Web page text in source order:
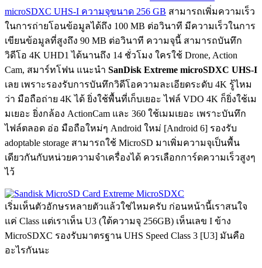
microSDXC UHS-I ความจุขนาด 256 GB สามารถเพิ่มความเร็ว
ในการถ่ายโอนข้อมูลได้ถึง 100 MB ต่อวินาที มีความเร็วในการ
เขียนข้อมูลที่สูงถึง 90 MB ต่อวินาที ความจุนี้ สามารถบันทึก
วิดีโอ 4K UHD1 ได้นานถึง 14 ชั่วโมง ใครใช้ Drone, Action
Cam, สมาร์ทโฟน แนะนำ SanDisk Extreme microSDXC UHS-I
เลย เพราะรองรับการบันทึกวิดีโอความละเอียดระดับ 4K รู้ไหม
ว่า มือถือถ่าย 4K ได้ ยิ่งใช้พื้นที่เก็บเยอะ ไฟล์ VDO 4K ก็ยิ่งใช้เม
มเยอะ ยิ่งกล้อง ActionCam และ 360 ใช้เมมเยอะ เพราะบันทึก
ไฟล์ตลอด อ่อ มือถือใหม่ๆ Android ใหม่ [Android 6] รองรับ
adoptable storage สามารถใช้ MicroSD มาเพิ่มความจุเป็นพื้น
เดียวกันกับหน่วยความจำเครื่องได้ ควรเลือกการ์ดความเร็วสูงๆ
ไว้
เริ่มเห็นตัวอักษรหลายตัวแล้วใช่ไหมครับ ก่อนหน้านี้เราสนใจ
แค่ Class แต่เราเห็น U3 (ใต้ความจุ 256GB) เห็นเลข I ข้าง
MicroSDXC รองรับมาตรฐาน UHS Speed Class 3 [U3] มันคือ
อะไรกันนะ